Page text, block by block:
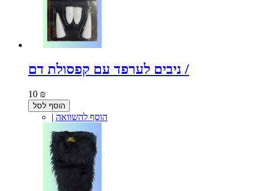
ניבים לערפד עם קפסולת דם /
10 ₪
הוסף לסל
| הוסף להשוואה